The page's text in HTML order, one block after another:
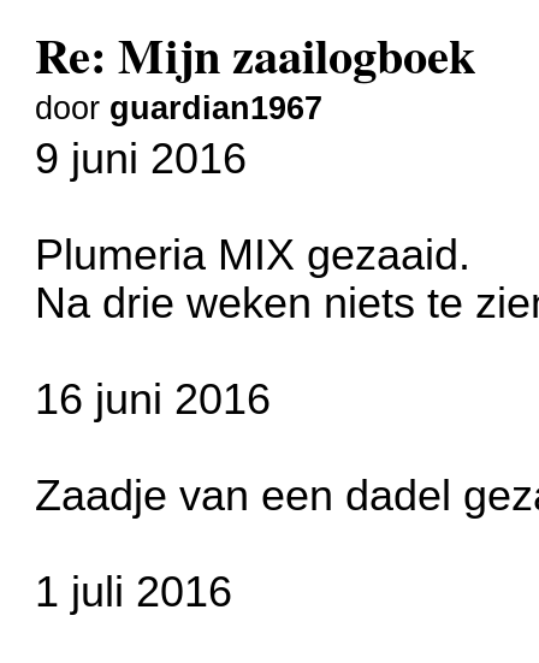
Re: Mijn zaailogboek
door guardian1967
9 juni 2016
Plumeria MIX gezaaid.
Na drie weken niets te
16 juni 2016
Zaadje van een dadel
1 juli 2016